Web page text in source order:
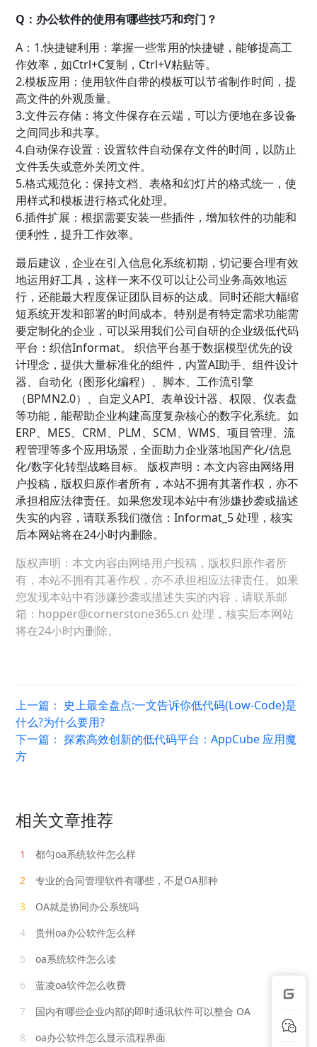
Q：办公软件的使用有哪些技巧和窍门？
A：1.快捷键利用：掌握一些常用的快捷键，能够提高工
作效率，如Ctrl+C复制，Ctrl+V粘贴等。
2.模板应用：使用软件自带的模板可以节省制作时间，提
高文件的外观质量。
3.文件云存储：将文件保存在云端，可以方便地在多设备
之间同步和共享。
4.自动保存设置：设置软件自动保存文件的时间，以防止
文件丢失或意外关闭文件。
5.格式规范化：保持文档、表格和幻灯片的格式统一，使
用样式和模板进行格式化处理。
6.插件扩展：根据需要安装一些插件，增加软件的功能和
便利性，提升工作效率。
最后建议，企业在引入信息化系统初期，切记要合理有效
地运用好工具，这样一来不仅可以让公司业务高效地运
行，还能最大程度保证团队目标的达成。同时还能大幅缩
短系统开发和部署的时间成本。特别是有特定需求功能需
要定制化的企业，可以采用我们公司自研的企业级低代码
平台：织信Informat。 织信平台基于数据模型优先的设
计理念，提供大量标准化的组件，内置AI助手、组件设计
器、自动化（图形化编程）、脚本、工作流引擎
（BPMN2.0）、自定义API、表单设计器、权限、仪表盘
等功能，能帮助企业构建高度复杂核心的数字化系统。如
ERP、MES、CRM、PLM、SCM、WMS、项目管理、流
程管理等多个应用场景，全面助力企业落地国产化/信息
化/数字化转型战略目标。 版权声明：本文内容由网络用
户投稿，版权归原作者所有，本站不拥有其著作权，亦不
承担相应法律责任。如果您发现本站中有涉嫌抄袭或描述
失实的内容，请联系我们微信：Informat_5 处理，核实
后本网站将在24小时内删除。
版权声明：本文内容由网络用户投稿，版权归原作者所
有，本站不拥有其著作权，亦不承担相应法律责任。如果
您发现本站中有涉嫌抄袭或描述失实的内容，请联系邮
箱：hopper@cornerstone365.cn 处理，核实后本网站
将在24小时内删除。
上一篇： 史上最全盘点:一文告诉你低代码(Low-Code)是
什么?为什么要用?
下一篇：探索高效创新的低代码平台：AppCube 应用魔
方
相关文章推荐
1
都匀oa系统软件怎么样
2
专业的合同管理软件有哪些，不是OA那种
3
OA就是协同办公系统吗
4
贵州oa办公软件怎么样
5
oa系统软件怎么读
6
蓝凌oa软件怎么收费
7
国内有哪些企业内部的即时通讯软件可以整合 OA
8
oa办公软件怎么显示流程界面